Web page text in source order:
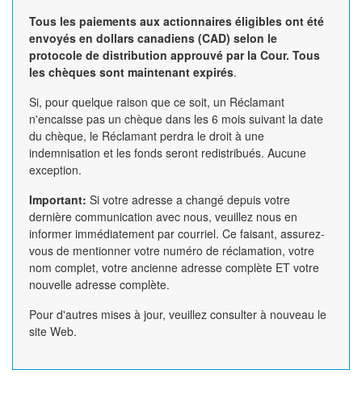
Tous les paiements aux actionnaires éligibles ont été
envoyés en dollars canadiens (CAD) selon le
protocole de distribution approuvé par la Cour. Tous
les chèques sont maintenant expirés.
Si, pour quelque raison que ce soit, un Réclamant
n'encaisse pas un chèque dans les 6 mois suivant la date
du chèque, le Réclamant perdra le droit à une
indemnisation et les fonds seront redistribués. Aucune
exception.
Important: Si votre adresse a changé depuis votre
dernière communication avec nous, veuillez nous en
informer immédiatement par courriel. Ce faisant, assurez-
vous de mentionner votre numéro de réclamation, votre
nom complet, votre ancienne adresse complète ET votre
nouvelle adresse complète.
Pour d'autres mises à jour, veuillez consulter à nouveau le
site Web.